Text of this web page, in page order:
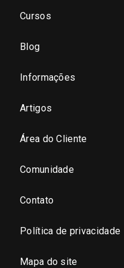
São
Cursos
Blog
Informações
Artigos
Área do Cliente
Comunidade
Contato
Política de privacidade
Mapa do site